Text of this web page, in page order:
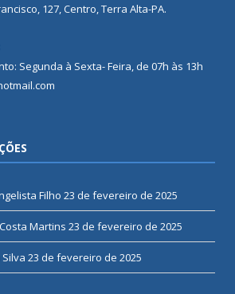
127, Centro, Terra Alta-PA.
Segunda à Sexta- Feira, de 07h às 13h
Filho 23 de fevereiro de 2025
Martins 23 de fevereiro de 2025
23 de fevereiro de 2025